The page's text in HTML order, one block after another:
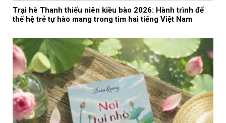
Trại hè Thanh thiếu niên kiều bào 2026: Hành trình để
thế hệ trẻ tự hào mang trong tim hai tiếng Việt Nam